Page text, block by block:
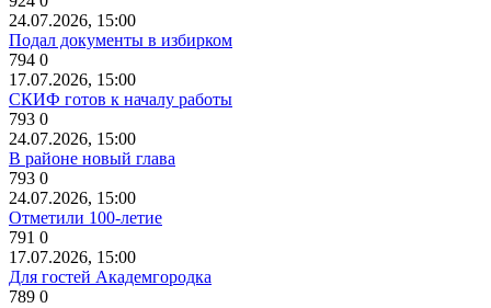
24.07.2026, 15:00
Подал документы в избирком
794 0
17.07.2026, 15:00
СКИФ готов к началу работы
793 0
24.07.2026, 15:00
В районе новый глава
793 0
24.07.2026, 15:00
Отметили 100-летие
791 0
17.07.2026, 15:00
Для гостей Академгородка
789 0